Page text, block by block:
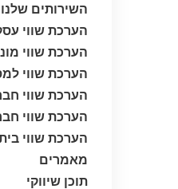
השירותים שלנו
הערכת שווי
הערכת שווי
הערכת שווי
הערכת שווי
הערכת שווי
הערכת שווי
מאמרים
תוכן שיווקי